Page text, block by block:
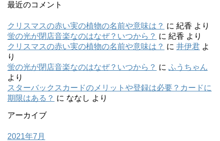
最近のコメント
クリスマスの赤い実の植物の名前や意味は？ に 紀香 より
蛍の光が閉店音楽なのはなぜ？いつから？ に 紀香 より
クリスマスの赤い実の植物の名前や意味は？ に 井伊君 よ
り
蛍の光が閉店音楽なのはなぜ？いつから？ に ふうちゃん
より
スターバックスカードのメリットや登録は必要？カードに
期限はある？ に ななし より
アーカイブ
2021年7月